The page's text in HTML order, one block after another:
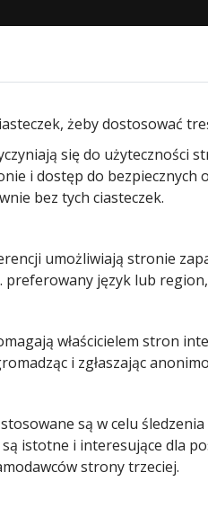
segmentowych garażowych
żeby dostosować
się do użyteczności
i dostęp do
bez tych ciasteczek.
umożliwiają stronie
język lub
właścicielem stron
i zgłaszając
są w celu
istotne i interesujące dla
strony trzeciej.